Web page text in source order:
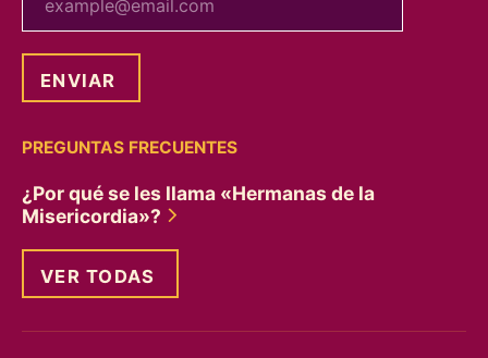
PREGUNTAS FRECUENTES
¿Por qué se les llama «Hermanas de la
Misericordia»?
VER TODAS